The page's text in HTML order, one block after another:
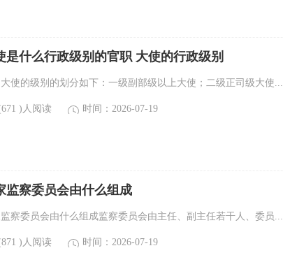
是什么行政级别的官职 大使的行政级别
使的级别的划分如下：一级副部级以上大使；二级正司级大使...
)人阅读 时间：2026-07-19
监察委员会由什么组成
监察委员会由什么组成监察委员会由主任、副主任若干人、委员...
)人阅读 时间：2026-07-19